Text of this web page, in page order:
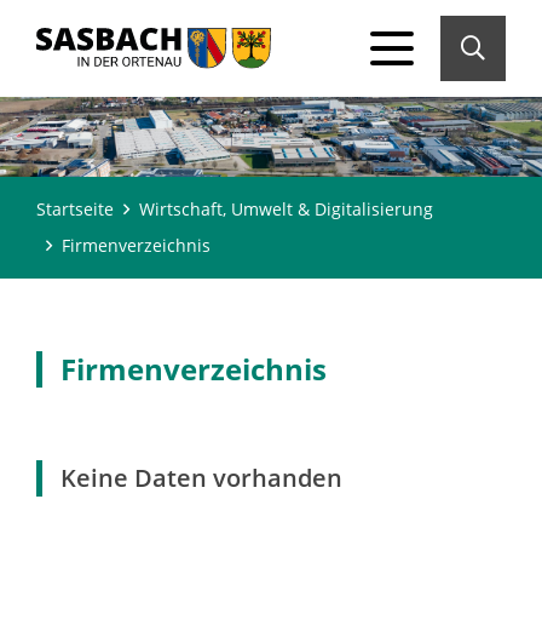
Startseite
Wirtschaft, Umwelt & Digitalisierung
Firmenverzeichnis
Firmenverzeichnis
Keine Daten vorhanden